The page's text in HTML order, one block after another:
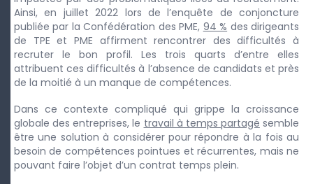
Ainsi, en juillet 2022 lors de l’enquête de conjoncture
publiée par la Confédération des PME, 94 % des dirigeants
de TPE et PME affirment rencontrer des difficultés à
recruter le bon profil. Les trois quarts d’entre elles
attribuent ces difficultés à l’absence de candidats et près
de la moitié à un manque de compétences.
Dans ce contexte compliqué qui grippe la croissance
globale des entreprises, le travail à temps partagé semble
être une solution à considérer pour répondre à la fois au
besoin de compétences pointues et récurrentes, mais ne
pouvant faire l’objet d’un contrat temps plein.